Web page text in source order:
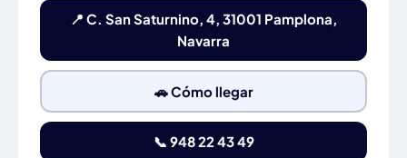
📍 C. San Saturnino, 4, 31001 Pamplona,
Navarra
🚗 Cómo llegar
📞 948 22 43 49